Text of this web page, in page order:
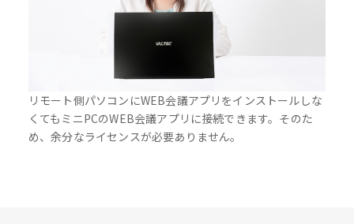
リモート側パソコンにWEB会議アプリをインストールしな
くてもミニPCのWEB会議アプリに接続できます。そのた
め、余分なライセンスが必要ありません。